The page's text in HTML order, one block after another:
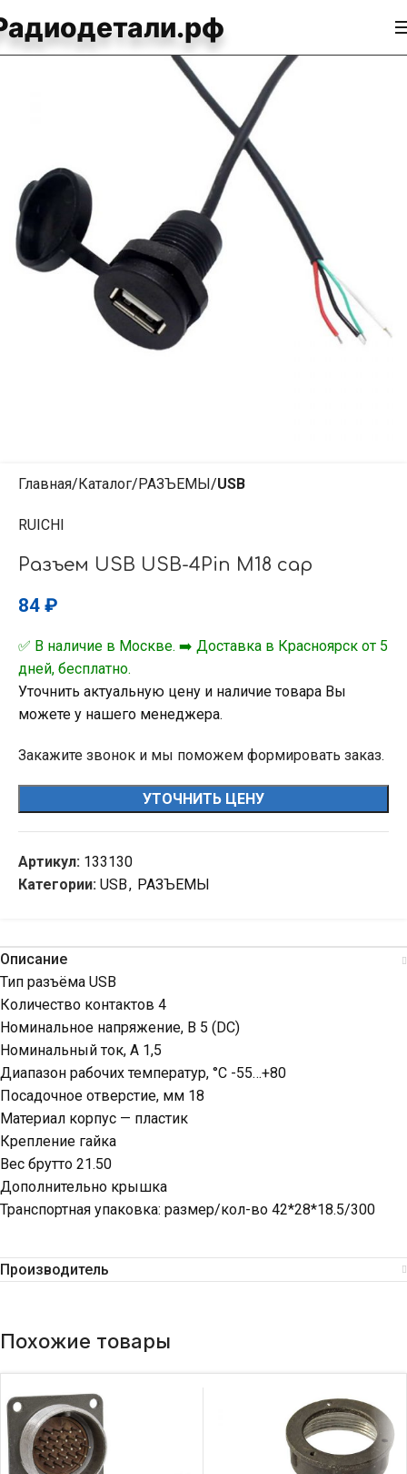
Главная Каталог РАЗЪЕМЫ USB
RUICHI
Разъем USB USB-4Pin M18 cap
84 ₽
✅ В наличие в Москве. ➡️ Доставка в Красноярск от 5
дней, бесплатно.
Уточнить актуальную цену и наличие товара Вы
можете у нашего менеджера.
Закажите звонок и мы поможем формировать заказ.
УТОЧНИТЬ ЦЕНУ
Артикул: 133130
Категории: USB, РАЗЪЕМЫ
Описание
Тип разъёма USB
Количество контактов 4
Номинальное напряжение, В 5 (DC)
Номинальный ток, А 1,5
Диапазон рабочих температур, °C -55…+80
Посадочное отверстие, мм 18
Материал корпус — пластик
Крепление гайка
Вес брутто 21.50
Дополнительно крышка
Транспортная упаковка: размер/кол-во 42*28*18.5/300
Производитель
Похожие товары